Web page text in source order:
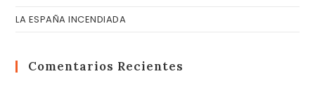
LA ESPAÑA INCENDIADA
Comentarios Recientes